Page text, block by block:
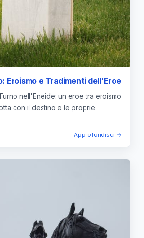
Eroismo e Tradimenti dell'Eroe
nell'Eneide: un eroe tra eroismo
con il destino e le proprie
Approfondisci